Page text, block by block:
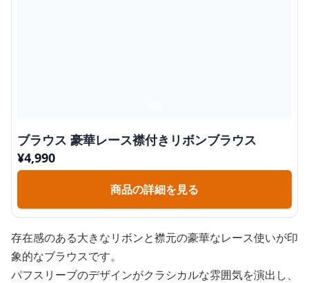
ブラウス 豪華レース襟付きリボンブラウス
¥4,990
商品の詳細を見る
存在感のある大きなリボンと襟元の豪華なレース使いが印
象的なブラウスです。
パフスリーブのデザインがクラシカルな雰囲気を演出し、